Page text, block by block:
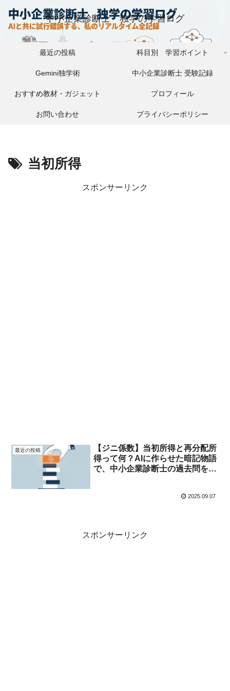
中小企業診断士 独学の学習ログ
最近の投稿 科目別 学習ポイント
Gemini独学術 中小企業診断士 受験記録
おすすめ教材・ガジェット プロフィール
お問い合わせ プライバシーポリシー
当初所得
スポンサーリンク
最近の投稿
【ジニ係数】当初所得と再分配所
得って何？AIに作らせた暗記物語
で、中小企業診断士の過去問をス
2025.09.07
スポンサーリンク